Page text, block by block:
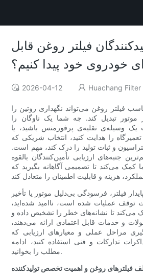
فیلتر روغن قابل
خودروی خود پیدا کنیم؟
2026-04-12 Huachang Filter
فیلتر روغن می‌تواند نگهداری روتین را
تبدیل کند. چه شما یک ناوگان را
وسیله‌ی نقلیه‌ی پرفورمنس باشید، یا
را هدایت کنید، انتخاب شریکی که
و ثبات تولید را درک کند، مهم است.
جنبه‌های ارزیابی تأمین‌کنندگان بالقوه
کمک می‌کند تا تصمیمی آگاهانه بگیرید که
فیلتر، فرسودگی بی‌دلیل موتور یا تأخیر
توقف عملیات شده است، ناامید شده‌اید،
می‌کند تا نشانه‌های خطر را تشخیص داده و
و خدمات قابل اعتمادی ارائه می‌دهند،
مراحل عملی و معیارهای ارزیابی که
تدارکات و فنی استفاده کنید، ادامه
مطلب را بخوانید.
فیلترهای روغن و اهمیت تخصص تولیدکننده